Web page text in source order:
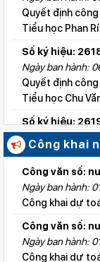
Quyết định
Tiểu học Phan
Số ký hiệu:
Ngày ban hành:
Quyết định
Tiểu học Chu
Số ký hiệu:
Ngày ban hành:
Quyết định
Tiểu học Lý Tự
Số ký hiệu:
Ngày ban hành:
Quyết định
Tiểu học
Công khai
Công văn số: null
Ngày ban hành:
Công khai dự
Công văn số: null
Ngày ban hành:
Công khai dự